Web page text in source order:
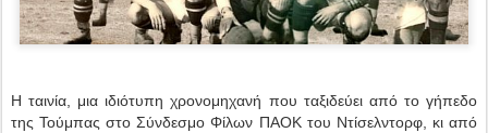
Η ταινία, μια ιδιότυπη χρονομηχανή που ταξιδεύει από το γήπεδο
της Τούμπας στο Σύνδεσμο Φίλων ΠΑΟΚ του Ντίσελντορφ, κι από